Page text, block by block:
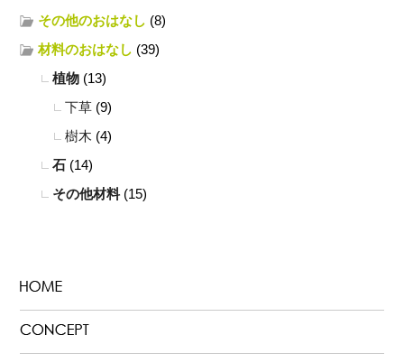
その他のおはなし (8)
材料のおはなし (39)
植物 (13)
下草 (9)
樹木 (4)
石 (14)
その他材料(15)